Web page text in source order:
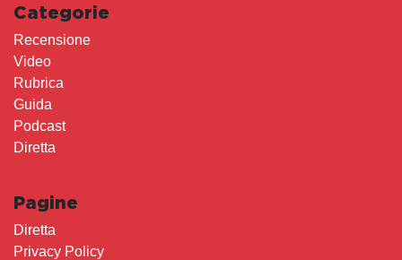
Categorie
Recensione
Video
Rubrica
Guida
Podcast
Diretta
Pagine
Diretta
Privacy Policy